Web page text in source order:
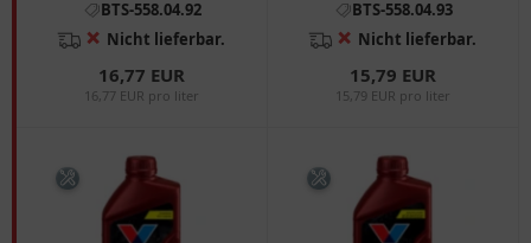
BTS-558.04.92
❌ Nicht lieferbar.
16,77 EUR
16,77 EUR pro liter
BTS-558.04.93
❌ Nicht lieferbar.
15,79 EUR
15,79 EUR pro liter